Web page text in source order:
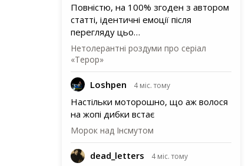
Повністю, на 100% згоден з автором
статті, ідентичні емоції після
перегляду цьо…
Нетолерантні роздуми про серіал
«Терор»
Loshpen 4 міс. тому
Настільки моторошно, що аж волося
на жопі дибки встає
Морок над Інсмутом
dead_letters 4 міс. тому